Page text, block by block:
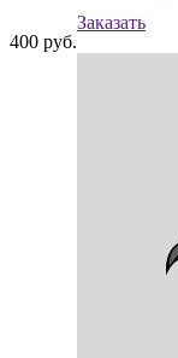
400 руб.
Заказать